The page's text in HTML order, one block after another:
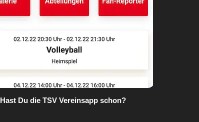
Hast Du die TSV Vereinsapp schon?